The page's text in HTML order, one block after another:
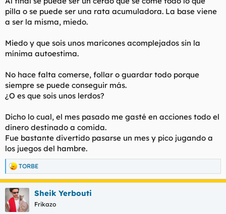
pilla o se puede ser una rata acumuladora. La base viene
a ser la misma, miedo.
Miedo y que sois unos maricones acomplejados sin la
mínima autoestima.
No hace falta comerse, follar o guardar todo porque
siempre se puede conseguir más.
¿O es que sois unos lerdos?
Dicho lo cual, el mes pasado me gasté en acciones todo el
dinero destinado a comida.
Fue bastante divertido pasarse un mes y pico jugando a
los juegos del hambre.
R
e
a
c
c
i
TORBE
Sheik Yerbouti
Frikazo